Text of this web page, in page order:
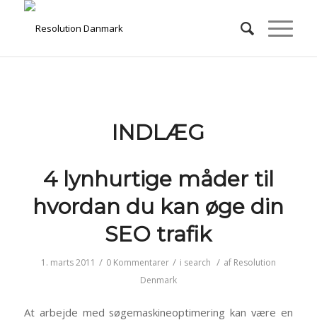
INDLÆG
4 lynhurtige måder til
hvordan du kan øge din
SEO trafik
1. marts 2011 / 0 Kommentarer / i search / af Resolution
Denmark
At arbejde med søgemaskineoptimering kan være en